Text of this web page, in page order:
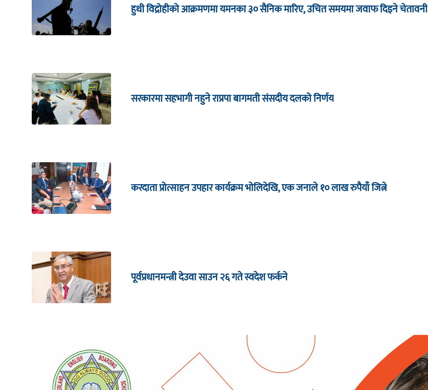
हुथी विद्रोहीको आक्रमणमा यमनका ३० सैनिक मारिए, उचित समयमा जवाफ दिइने चेतावनी
सरकारमा सहभागी नहुने राप्रपा बागमती संसदीय दलको निर्णय
करदाता प्रोत्साहन उपहार कार्यक्रम भाेलिदेखि, एक जनाले १० लाख रुपैयाँ जित्ने
पूर्वप्रधानमन्त्री देउवा साउन २६ गते स्वदेश फर्कने